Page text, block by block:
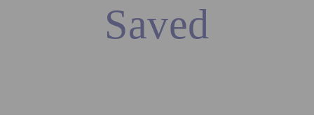
Saved